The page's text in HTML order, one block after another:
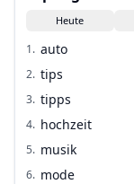
Heute
1. auto
2. tips
3. tipps
4. hochzeit
5. musik
6. mode